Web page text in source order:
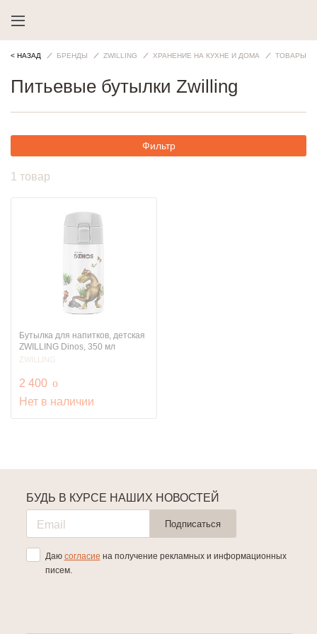
< НАЗАД БРЕНДЫ ZWILLING ХРАНЕНИЕ НА КУХНЕ И ДОМА ТОВАРЫ В
Питьевые бутылки Zwilling
Фильтр
1 товар
Бутылка для напитков, детская
ZWILLING Dinos, 350 мл
ZWILLING
2 400 руб.
o
Нет в наличии
БУДЬ В КУРСЕ НАШИХ НОВОСТЕЙ
Подписаться
Даю согласие на получение рекламных и информационных
писем.